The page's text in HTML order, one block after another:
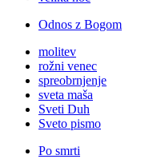
Odnos z Bogom
molitev
rožni venec
spreobrnjenje
sveta maša
Sveti Duh
Sveto pismo
Po smrti